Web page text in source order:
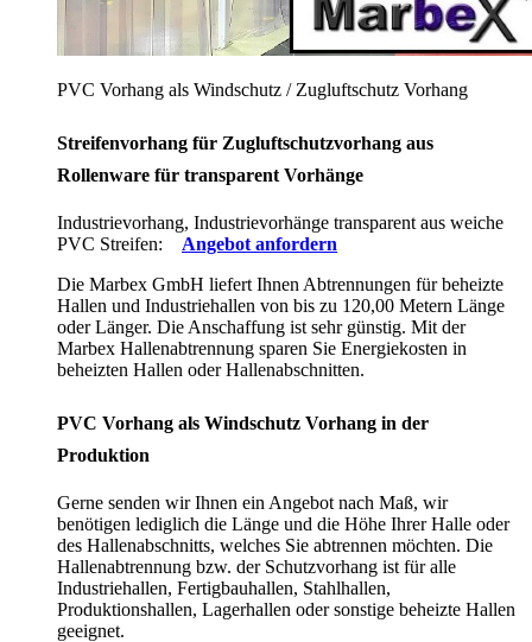
PVC Vorhang als Windschutz / Zugluftschutz Vorhang
Streifenvorhang für Zugluftschutzvorhang aus
Rollenware für transparent Vorhänge
Industrievorhang, Industrievorhänge transparent aus weiche
PVC Streifen:
Angebot anfordern
Die Marbex GmbH liefert Ihnen Abtrennungen für beheizte
Hallen und Industriehallen von bis zu 120,00 Metern Länge
oder Länger. Die Anschaffung ist sehr günstig. Mit der
Marbex Hallenabtrennung sparen Sie Energiekosten in
beheizten Hallen oder Hallenabschnitten.
PVC Vorhang als Windschutz Vorhang in der
Produktion
Gerne senden wir Ihnen ein Angebot nach Maß, wir
benötigen lediglich die Länge und die Höhe Ihrer Halle oder
des Hallenabschnitts, welches Sie abtrennen möchten. Die
Hallenabtrennung bzw. der Schutzvorhang ist für alle
Industriehallen, Fertigbauhallen, Stahlhallen,
Produktionshallen, Lagerhallen oder sonstige beheizte Hallen
geeignet.